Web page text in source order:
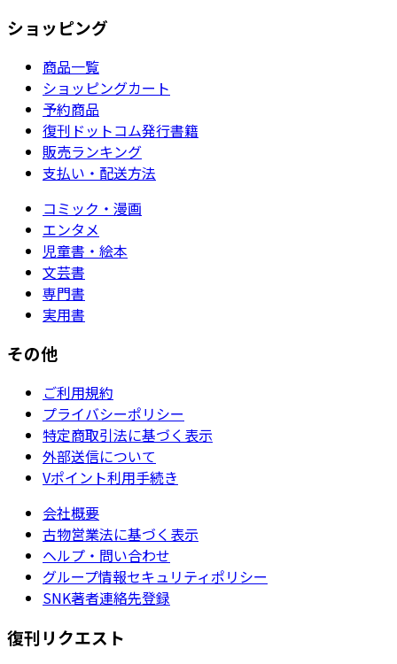
ショッピング
商品一覧
ショッピングカート
予約商品
復刊ドットコム発行書籍
販売ランキング
支払い・配送方法
コミック・漫画
エンタメ
児童書・絵本
文芸書
専門書
実用書
その他
ご利用規約
プライバシーポリシー
特定商取引法に基づく表示
外部送信について
Vポイント利用手続き
会社概要
古物営業法に基づく表示
ヘルプ・問い合わせ
グループ情報セキュリティポリシー
SNK著者連絡先登録
復刊リクエスト